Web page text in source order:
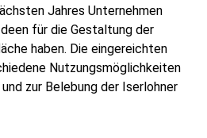
Jahres Unternehmen
für die Gestaltung der
haben. Die eingereichten
Nutzungsmöglichkeiten
zur Belebung der Iserlohner